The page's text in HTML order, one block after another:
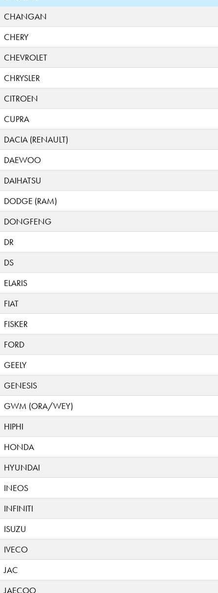
CHANGAN
CHERY
CHEVROLET
CHRYSLER
CITROEN
CUPRA
DACIA (RENAULT)
DAEWOO
DAIHATSU
DODGE (RAM)
DONGFENG
DR
DS
ELARIS
FIAT
FISKER
FORD
GEELY
GENESIS
GWM (ORA/WEY)
HIPHI
HONDA
HYUNDAI
INEOS
INFINITI
ISUZU
IVECO
JAC
JAECOO